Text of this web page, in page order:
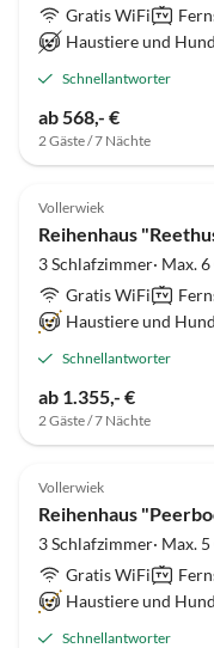
Gratis WiFi
Haustiere und
Schnellantworter
ab 568,- €
2 Gäste / 7 Nächte
5.0 (38)
Vollerwiek
Reihenhaus
3 Schlafzimmer· Max. 6
Gratis WiFi
Haustiere und
Schnellantworter
ab 1.355,- €
2 Gäste / 7 Nächte
5.0 (25)
Vollerwiek
Reihenhaus
3 Schlafzimmer· Max. 5
Gratis WiFi
Haustiere und
Schnellantworter